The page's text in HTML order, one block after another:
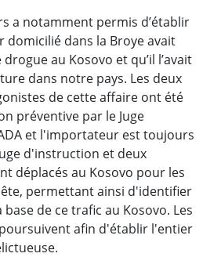
a notamment permis d’établir
domicilié dans la Broye avait
au Kosovo et qu’il l’avait
dans notre pays. Les deux
de cette affaire ont été
préventive par le Juge
et l'importateur est toujours
d'instruction et deux
déplacés au Kosovo pour les
permettant ainsi d'identifier
de ce trafic au Kosovo. Les
afin d'établir l'entier